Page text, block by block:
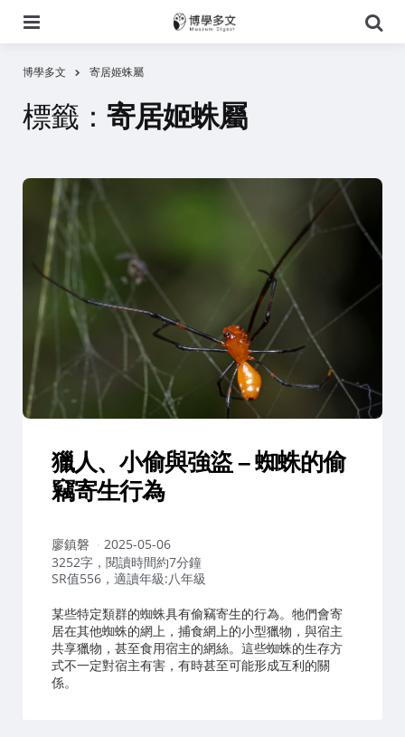
尋
博學多文 寄居姬蛛屬
標籤： 寄居姬蛛屬
獵人、小偷與強盜 – 蜘蛛的偷
竊寄生行為
作
者：
廖鎮磐
2025-05-06
3252字，閱讀時間約7分鐘
SR值556，適讀年級:八年級
某些特定類群的蜘蛛具有偷竊寄生的行為。牠們會寄
居在其他蜘蛛的網上，捕食網上的小型獵物，與宿主
共享獵物，甚至食用宿主的網絲。這些蜘蛛的生存方
式不一定對宿主有害，有時甚至可能形成互利的關
係。